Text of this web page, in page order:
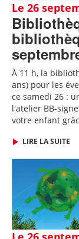
Le 26
À 11 h, la
ans) pour les
ce samedi 26 :
l'atelier BB-
votre enfant
LIRE LA SUITE